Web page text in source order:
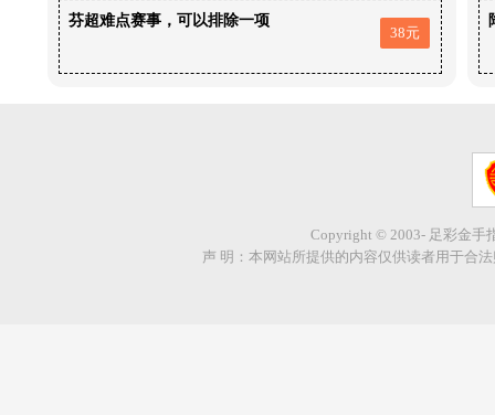
芬超难点赛事，可以排除一项
38元
Copyright © 2003- 足彩金手
声 明：本网站所提供的内容仅供读者用于合